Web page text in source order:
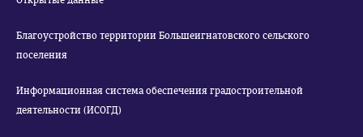
Благоустройство территории Большеигнатовского сельского
поселения
Информационная система обеспечения градостроительной
деятельности (ИСОГД)